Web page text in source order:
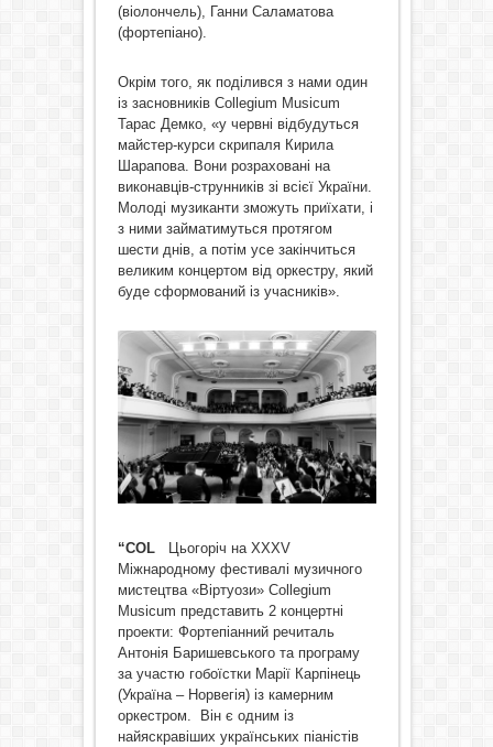
(віолончель), Ганни Саламатова
(фортепіано).
Окрім того, як поділився з нами один
із засновників Collegium Musicum
Тарас Демко, «у червні відбудуться
майстер-курси скрипаля Кирила
Шарапова. Вони розраховані на
виконавців-струнників зі всієї України.
Молоді музиканти зможуть приїхати, і
з ними займатимуться протягом
шести днів, а потім усе закінчиться
великим концертом від оркестру, який
буде сформований із учасників».
“COL Цьогоріч на XXXV
Міжнародному фестивалі музичного
мистецтва «Віртуози» Collegium
Musicum представить 2 концертні
проекти: Фортепіанний речиталь
Антонія Баришевського та програму
за участю гобоїстки Марії Карпінець
(Україна – Норвегія) із камерним
оркестром.
Він є одним із
найяскравіших українських піаністів